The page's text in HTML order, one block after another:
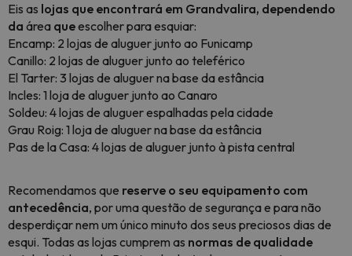
Eis as lojas que encontrará em Grandvalira, dependendo
da área queescolher para esquiar:
Encamp: 2 lojas de aluguer junto ao Funicamp
Canillo: 2 lojas de aluguer junto ao teleférico
El Tarter: 3 lojas de aluguer na base da estância
Incles: 1 loja de aluguer junto ao Canaro
Soldeu: 4 lojas de aluguer espalhadas pela cidade
Grau Roig: 1 loja de aluguer na base da estância
Pas de la Casa: 4 lojas de aluguer junto à pista central
Recomendamos que reserve o seu equipamento com
antecedência, por uma questão de segurança e para não
desperdiçar nem um único minuto dos seus preciosos dias de
esqui. Todas as lojas cumprem as normas de qualidade